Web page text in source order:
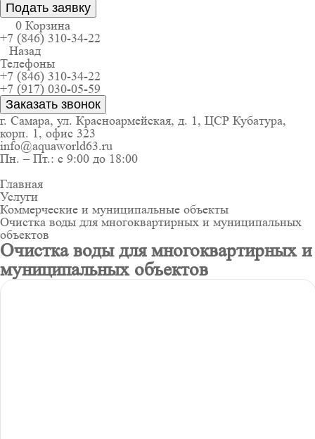
Подать заявку
0 Корзина
+7 (846) 310-34-22
Назад
Телефоны
+7 (846) 310-34-22
+7 (917) 030-05-59
Заказать звонок
г. Самара, ул. Красноармейская, д. 1, ЦСР Кубатура,
корп. 1, офис 323
info@aquaworld63.ru
Пн. – Пт.: с 9:00 до 18:00
Главная
Услуги
Коммерческие и муниципальные объекты
Очистка воды для многоквартирных и муниципальных
объектов
Очистка воды для многоквартирных и
муниципальных объектов